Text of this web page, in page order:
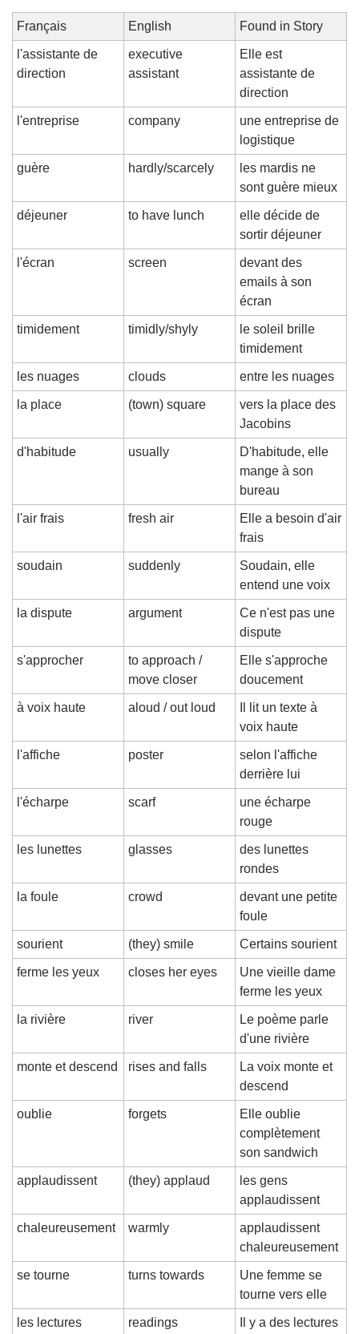
Français English Found in Story
l'assistante de
direction
executive
assistant
Elle est
assistante de
direction
l'entreprise company
une entreprise de
logistique
guère hardly/scarcely
les mardis ne
sont guère mieux
déjeuner to have lunch
elle décide de
sortir déjeuner
l'écran screen
devant des
emails à son
écran
timidement timidly/shyly
le soleil brille
timidement
les nuages clouds entre les nuages
la place (town) square
vers la place des
Jacobins
d'habitude usually
D'habitude, elle
mange à son
bureau
l'air frais fresh air
Elle a besoin d'air
frais
soudain suddenly
Soudain, elle
entend une voix
la dispute argument
Ce n'est pas une
dispute
s'approcher
to approach /
move closer
Elle s'approche
doucement
à voix haute aloud / out loud
Il lit un texte à
voix haute
l'affiche poster
selon l'affiche
derrière lui
l'écharpe scarf
une écharpe
rouge
les lunettes glasses
des lunettes
rondes
la foule crowd
devant une petite
foule
sourient (they) smile Certains sourient
ferme les yeux closes her eyes
Une vieille dame
ferme les yeux
la rivière river
Le poème parle
d'une rivière
monte et descend rises and falls
La voix monte et
descend
oublie forgets
Elle oublie
complètement
son sandwich
applaudissent (they) applaud
les gens
applaudissent
chaleureusement warmly
applaudissent
chaleureusement
se tourne turns towards
Une femme se
tourne vers elle
les lectures readings
Il y a des lectures